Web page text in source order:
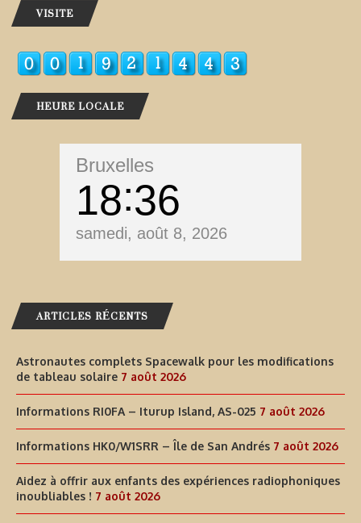
VISITE
HEURE LOCALE
Bruxelles
18 36
samedi, août 8, 2026
ARTICLES RÉCENTS
Astronautes complets Spacewalk pour les modifications
de tableau solaire 7 août 2026
Informations RI0FA – Iturup Island, AS-025 7 août 2026
Informations HK0/W1SRR – Île de San Andrés 7 août 2026
Aidez à offrir aux enfants des expériences radiophoniques
inoubliables ! 7 août 2026